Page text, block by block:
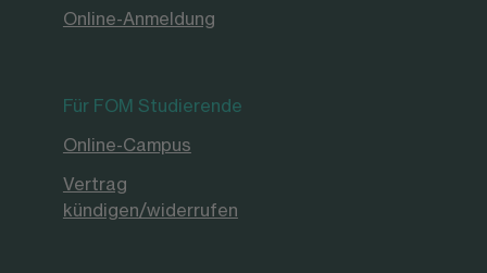
Online-Anmeldung
Für FOM Studierende
Online-Campus
Vertrag
kündigen/widerrufen